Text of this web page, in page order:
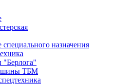
назначения
"Берлога"
ТБМ